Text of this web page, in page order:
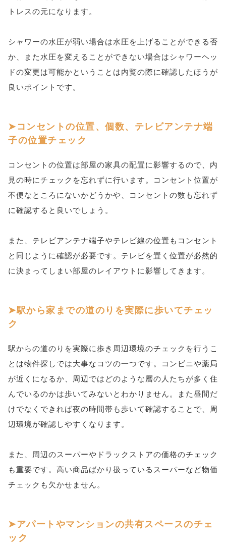
トレスの元になります。
シャワーの水圧が弱い場合は水圧を上げることができる否
か、また水圧を変えることができない場合はシャワーヘッ
ドの変更は可能かということは内覧の際に確認したほうが
良いポイントです。
コンセントの位置、個数、テレビアンテナ端
子の位置チェック
コンセントの位置は部屋の家具の配置に影響するので、内
見の時にチェックを忘れずに行います。コンセント位置が
不便なところにないかどうかや、コンセントの数も忘れず
に確認すると良いでしょう。
また、テレビアンテナ端子やテレビ線の位置もコンセント
と同じように確認が必要です。テレビを置く位置が必然的
に決まってしまい部屋のレイアウトに影響してきます。
駅から家までの道のりを実際に歩いてチェッ
ク
駅からの道のりを実際に歩き周辺環境のチェックを行うこ
とは物件探しでは大事なコツの一つです。コンビニや薬局
が近くになるか、周辺ではどのような層の人たちが多く住
んでいるのかは歩いてみないとわかりません。また昼間だ
けでなくできれば夜の時間帯も歩いて確認することで、周
辺環境が確認しやすくなります。
また、周辺のスーパーやドラックストアの価格のチェック
も重要です。高い商品ばかり扱っているスーパーなど物価
チェックも欠かせません。
アパートやマンションの共有スペースのチェ
ック